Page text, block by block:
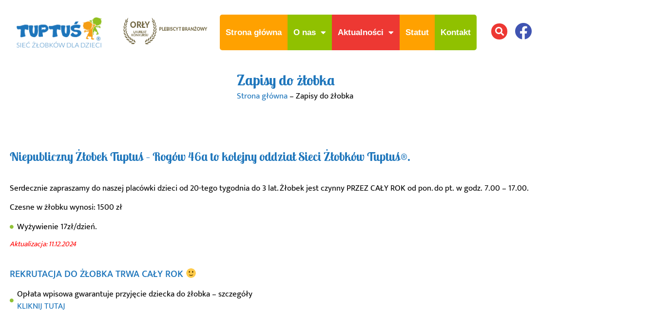
Strona główna O nas Aktualności Statut Kontakt
Zapisy do żłobka
Strona główna–Zapisy do żłobka
Niepubliczny Żłobek Tuptuś – Rogów 46a to kolejny oddział Sieci Żłobków Tuptuś®.
Serdecznie zapraszamy do naszej placówki dzieci od 20-tego tygodnia do 3 lat. Żłobek jest czynny PRZEZ CAŁY ROK od pon. do pt. w godz. 7.00 – 17.00.
Czesne w żłobku wynosi: 1500 zł
Wyżywienie 17zł/dzień.
Aktualizacja: 11.12.2024
REKRUTACJA DO ŻŁOBKA TRWA CAŁY ROK
Opłata wpisowa gwarantuje przyjęcie dziecka do żłobka – szczegóły
KLIKNIJ TUTAJ